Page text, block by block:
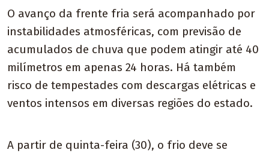
O avanço da frente fria será acompanhado por
instabilidades atmosféricas, com previsão de
acumulados de chuva que podem atingir até 40
milímetros em apenas 24 horas. Há também
risco de tempestades com descargas elétricas e
ventos intensos em diversas regiões do estado.
A partir de quinta-feira (30), o frio deve se